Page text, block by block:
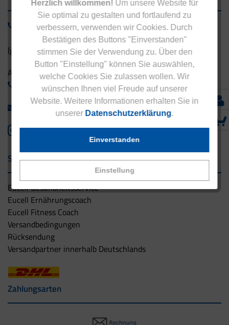
Herzlich willkommen! Um unsere Website für
Sie optimal zu gestalten und fortlaufend zu
verbessern, verwenden wir Cookies. Durch
Bestätigen des Buttons "Einverstanden"
stimmen Sie der Verwendung zu. Über den
Button "Einstellung" können Sie auswählen,
welche Cookies Sie zulassen wollen. Wir
wünschen Ihnen viel Freude auf unserer
Website. Weitere Informationen erhalten Sie in
unserer Datenschutzerklärung.
Einstellung
Einverstanden
0800 - 1 38 23 55
(gebührenfrei aus Deutschland)
Ausland:
+49 - 5042 940 660
info@eucell.de
Service & Versand
Eucell Gesundheitsservice
Eucell Ernährungscoach
Eucell Fitness Coach
Versandbedingungen
Rücksendung
Versandpartner innerhalb Deutschlands
Zahlungsarten